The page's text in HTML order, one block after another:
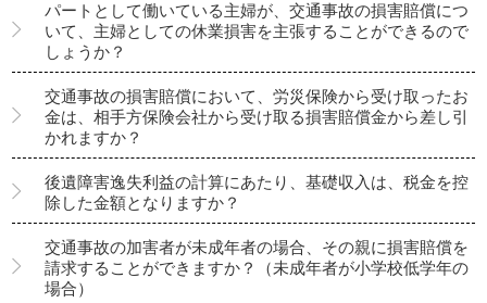
パートとして働いている主婦が、交通事故の損害賠償につ
いて、主婦としての休業損害を主張することができるので
しょうか？
交通事故の損害賠償において、労災保険から受け取ったお
金は、相手方保険会社から受け取る損害賠償金から差し引
かれますか？
後遺障害逸失利益の計算にあたり、基礎収入は、税金を控
除した金額となりますか？
交通事故の加害者が未成年者の場合、その親に損害賠償を
請求することができますか？（未成年者が小学校低学年の
場合）